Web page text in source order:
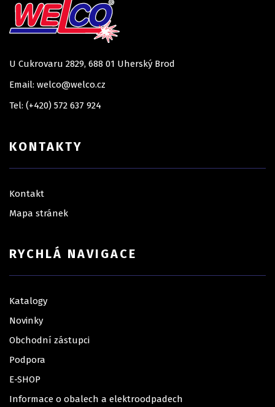
U Cukrovaru 2829, 688 01 Uherský Brod
Email: welco@welco.cz
Tel: (+420) 572 637 924
KONTAKTY
Kontakt
Mapa stránek
RYCHLÁ NAVIGACE
Katalogy
Novinky
Obchodní zástupci
Podpora
E-SHOP
Informace o obalech a elektroodpadech